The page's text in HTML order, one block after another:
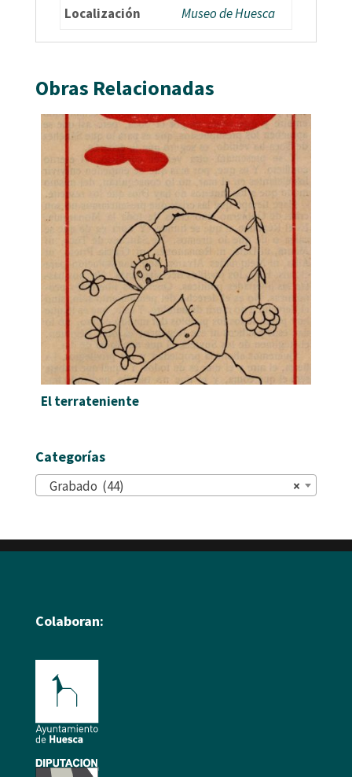
Localización
Museo de Huesca
Obras Relacionadas
El terrateniente
Categorías
×
Grabado (44)
Colaboran: